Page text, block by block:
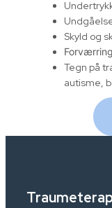
Skyld og
Tegn på
autisme,